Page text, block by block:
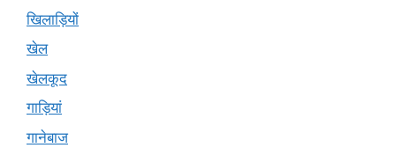
खिलाड़ियों
खेल
खेलकूद
गाड़ियां
गानेबाज